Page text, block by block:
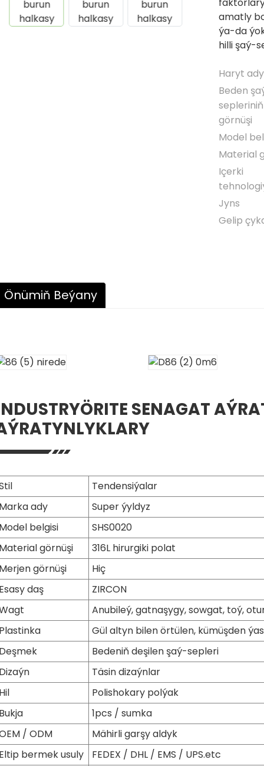
amatly
ýa-da
hilli şaý-
Haryt ady
Beden
sepleriniň
görnüşi
Model
Material
Içerki
Jyns
Gelip
Önümiň Beýany
SENAGAT
Tendensiýalar
Marka ady
Super ýyldyz
Model belgisi
SHS0020
Material görnüşi
316L hirurgiki polat
Merjen görnüşi
Hiç
Esasy daş
ZIRCON
Anubileý, gatnaşygy, sowgat, toý,
Plastinka
Gül altyn bilen örtülen, kümüşden
Deşmek
Bedeniň deşilen şaý-sepleri
Dizaýn
Täsin dizaýnlar
Hil
Polishokary polýak
Bukja
1pcs / sumka
/ ODM
Mähirli garşy aldyk
Eltip bermek usuly
FEDEX / DHL / EMS / UPS.etc